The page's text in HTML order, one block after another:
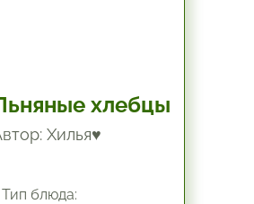
хлебцы
Хилья♥
блюда: